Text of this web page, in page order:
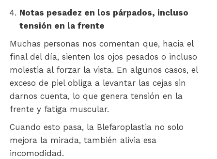
Notas pesadez en los párpados, incluso
tensión en la frente
Muchas personas nos comentan que, hacia el
final del día, sienten los ojos pesados o incluso
molestia al forzar la vista. En algunos casos, el
exceso de piel obliga a levantar las cejas sin
darnos cuenta, lo que genera tensión en la
frente y fatiga muscular.
Cuando esto pasa, la Blefaroplastia no solo
mejora la mirada, también alivia esa
incomodidad.